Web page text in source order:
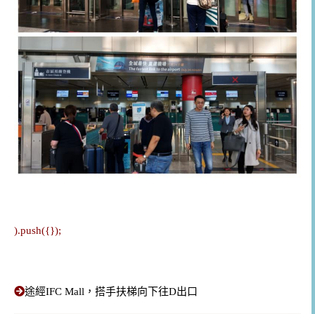
).push({});
途經IFC Mall，搭手扶梯向下往D出口